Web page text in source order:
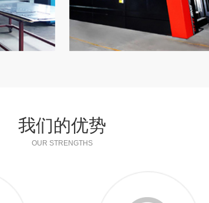
我们的优势
OUR STRENGTHS